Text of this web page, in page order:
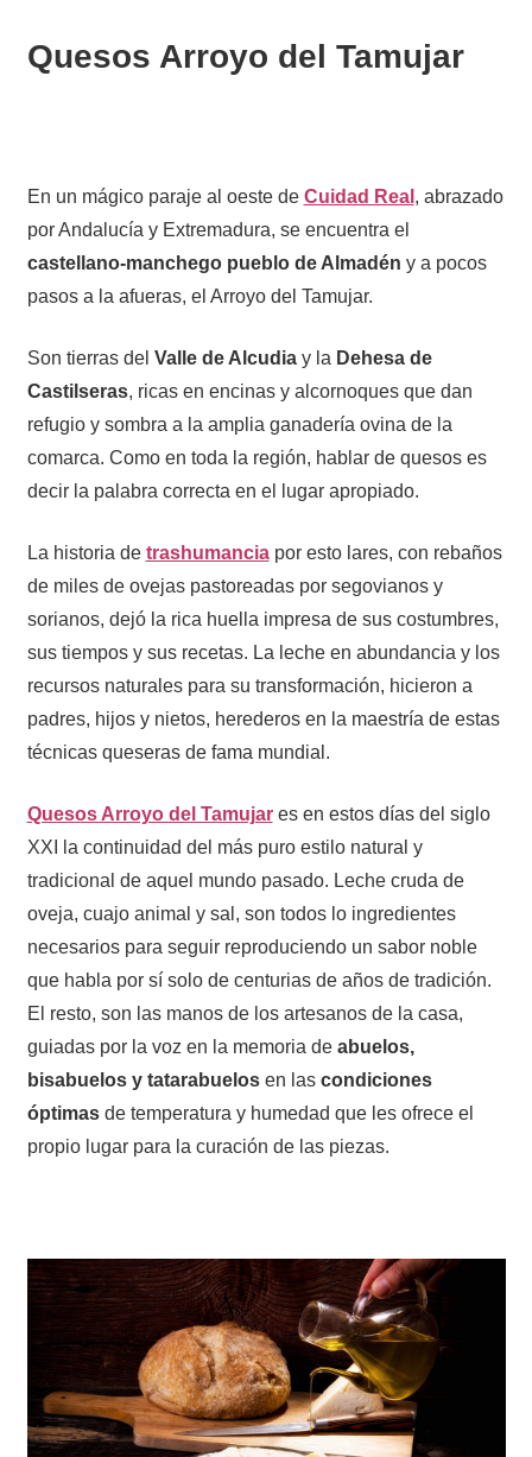
Quesos Arroyo del Tamujar
En un mágico paraje al oeste de Cuidad Real , abrazado
por Andalucía y Extremadura, se encuentra el
castellano-manchego pueblo de Almadén y a pocos
pasos a la afueras, el Arroyo del Tamujar.
Son tierras del Valle de Alcudiay la Dehesa de
Castilseras, ricas en encinas y alcornoques que dan
refugio y sombra a la amplia ganadería ovina de la
comarca. Como en toda la región, hablar de quesos es
decir la palabra correcta en el lugar apropiado.
La historia de trashumanciapor esto lares, con rebaños
de miles de ovejas pastoreadas por segovianos y
sorianos, dejó la rica huella impresa de sus costumbres,
sus tiempos y sus recetas. La leche en abundancia y los
recursos naturales para su transformación, hicieron a
padres, hijos y nietos, herederos en la maestría de estas
técnicas queseras de fama mundial.
Quesos Arroyo del Tamujares en estos días del siglo
XXI la continuidad del más puro estilo natural y
tradicional de aquel mundo pasado. Leche cruda de
oveja, cuajo animal y sal, son todos lo ingredientes
necesarios para seguir reproduciendo un sabor noble
que habla por sí solo de centurias de años de tradición.
El resto, son las manos de los artesanos de la casa,
guiadas por la voz en la memoria de abuelos,
bisabuelos y tatarabuelosen las condiciones
óptimasde temperatura y humedad que les ofrece el
propio lugar para la curación de las piezas.